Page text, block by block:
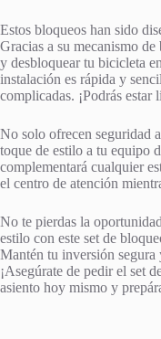
Estos bloqueos han sido
Gracias a su mecanismo
y desbloquear tu bicicleta
instalación es rápida y
complicadas. ¡Podrás
No solo ofrecen seguridad
toque de estilo a tu equipo
complementará cualquier
el centro de atención
No te pierdas la
estilo con este set de
Mantén tu inversión
¡Asegúrate de pedir el set
asiento hoy mismo y